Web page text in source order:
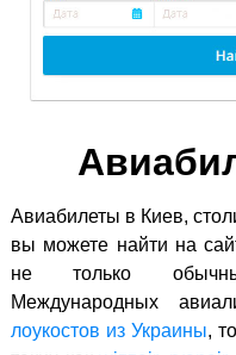
Авиабилеты в Киев,
вы можете найти на
не только
Международных
лоукостов из Украины,